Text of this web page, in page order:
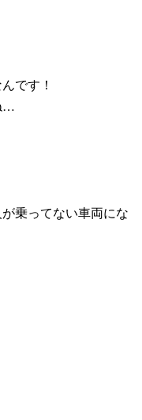
です！
…
乗ってない車両にな